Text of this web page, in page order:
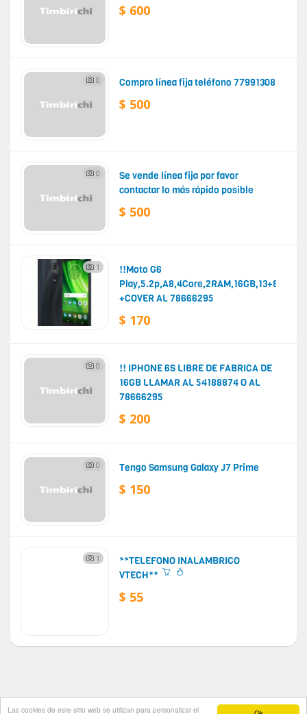
Las cookies de este sitio web se utilizan para personalizar el
$ 600
0 Compro línea fija teléfono 77991308
$ 500
0
Se vende línea fija por favor
contactar lo más rápido posible
$ 500
1
!!Moto G6
+COVER AL 78666295
$ 170
0
!! IPHONE 6S LIBRE DE FABRICA DE
16GB LLAMAR AL 54188874 O AL
78666295
$ 200
0 Tengo Samsung Galaxy J7 Prime
$ 150
1
**TELEFONO INALAMBRICO
VTECH**
$ 55